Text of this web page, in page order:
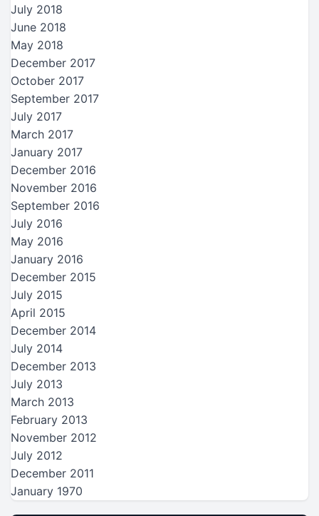
July 2018
June 2018
May 2018
December 2017
October 2017
September 2017
July 2017
March 2017
January 2017
December 2016
November 2016
September 2016
July 2016
May 2016
January 2016
December 2015
July 2015
April 2015
December 2014
July 2014
December 2013
July 2013
March 2013
February 2013
November 2012
July 2012
December 2011
January 1970